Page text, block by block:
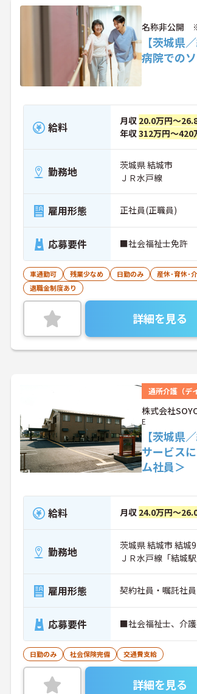
名称非公開
【茨城県
病院での
給料 月収 20.0万円～
年収312万円～420
勤務地
茨城県 結城市
ＪＲ水戸線
雇用形態 正社員(正職員)
応募要件 ■社会福祉士免許
車通勤可 残業少なめ 日勤のみ 産休･育休･
退職金制度あり
詳細を見る
通所介護（デ
株式会社
E
【茨城県
サービス
ム社員＞
給料 月収 24.0万円～
勤務地
茨城県 結城市 結城
ＪＲ水戸線「結城
雇用形態 契約社員・嘱託社員
応募要件 ■社会福祉士、介
日勤のみ 社会保険完備 交通費支給
詳細を見る